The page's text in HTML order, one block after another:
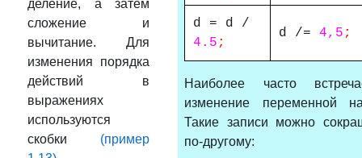
деление, а затем
сложение и
вычитание. Для
изменения порядка
действий в
выражениях
используются
скобки (пример
d = d /
4.5 ;
d /= 4,5 ;
Наиболее часто
изменение переменной
Такие записи можно
по-другому: